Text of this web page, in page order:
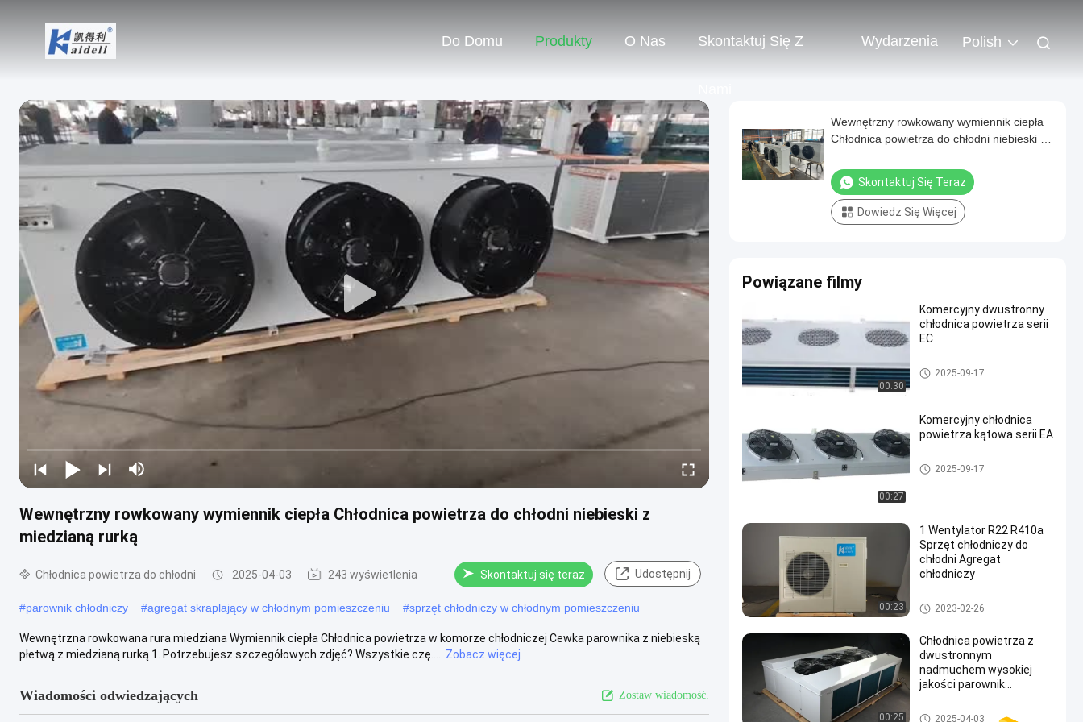
Do Domu Produkty O Nas Skontaktuj Się Z Wydarzenia Polish
Wewnętrzny rowkowany wymiennik ciepła Chłodnica powietrza do chłodni niebieski z
miedzianą rurką
Chłodnica powietrza do chłodni 2025-04-03 243 wyświetlenia Skontaktuj się teraz Udostępnij
#parownik chłodniczy #agregat skraplający w chłodnym pomieszczeniu #sprzęt chłodniczy w chłodnym pomieszczeniu
Wewnętrzna rowkowana rura miedziana Wymiennik ciepła Chłodnica powietrza w komorze chłodniczej Cewka parownika z niebieską
płetwą z miedzianą rurką 1. Potrzebujesz szczegółowych zdjęć? Wszystkie czę.....
Zobacz więcej
Wiadomości odwiedzających Zostaw wiadomość.
Wewnętrzny rowkowany wymiennik ciepła
Chłodnica powietrza do chłodni niebieski z
Skontaktuj Się Teraz
Dowiedz Się Więcej
Powiązane filmy
00:30
Komercyjny dwustronny
chłodnica powietrza serii
EC
Chłodnica powietrza do chłod
ni
2025-09-17
00:27
Komercyjny chłodnica
powietrza kątowa serii EA
Chłodnica powietrza do chłod
ni
2025-09-17
00:23
1 Wentylator R22 R410a
Sprzęt chłodniczy do
chłodni Agregat
chłodniczy
Sprzęt chłodniczy do chłodni
2023-02-26
00:25
Chłodnica powietrza z
dwustronnym
nadmuchem wysokiej
jakości parownik
chłodniczych
Chłodnica powietrza do chłod
2025-04-03